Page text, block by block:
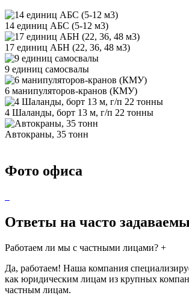
14 единиц АБС (5-12 м3)
17 единиц АБН (22, 36, 48 м3)
9 единиц самосвалы
6 манипуляторов-кранов (КМУ)
4 Шаланды, борт 13 м, г/п 22 тонны
Автокраны, 35 тонн
Фото офиса
Ответы на часто
Работаем ли мы с частными лицами? +
Да, работаем! Наша компания
как юридическим лицам из крупных
частным лицам.